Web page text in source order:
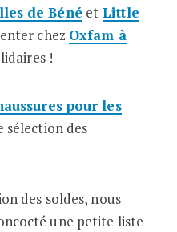
de Bénéet Little
chez Oxfam à
!
pour les
sélection des
des soldes, nous
une petite liste